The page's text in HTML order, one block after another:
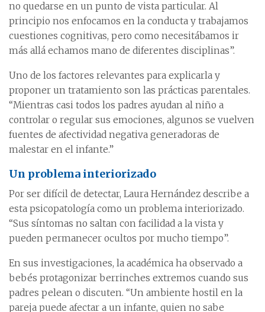
no quedarse en un punto de vista particular. Al
principio nos enfocamos en la conducta y trabajamos
cuestiones cognitivas, pero como necesitábamos ir
más allá echamos mano de diferentes disciplinas”.
Uno de los factores relevantes para explicarla y
proponer un tratamiento son las prácticas parentales.
“Mientras casi todos los padres ayudan al niño a
controlar o regular sus emociones, algunos se vuelven
fuentes de afectividad negativa generadoras de
malestar en el infante.”
Un problema interiorizado
Por ser difícil de detectar, Laura Hernández describe a
esta psicopatología como un problema interiorizado.
“Sus síntomas no saltan con facilidad a la vista y
pueden permanecer ocultos por mucho tiempo”.
En sus investigaciones, la académica ha observado a
bebés protagonizar berrinches extremos cuando sus
padres pelean o discuten. “Un ambiente hostil en la
pareja puede afectar a un infante, quien no sabe